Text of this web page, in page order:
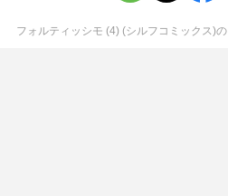
フォルティッシモ (4) (シルフコミックス)の